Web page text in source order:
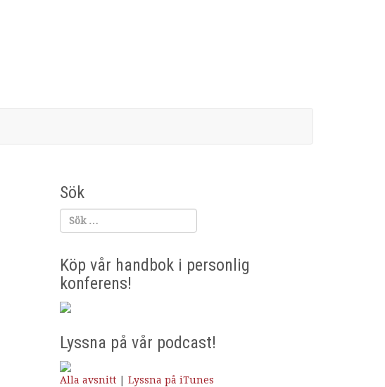
Sök
Köp vår handbok i personlig
konferens!
Lyssna på vår podcast!
Alla avsnitt Lyssna på iTunes